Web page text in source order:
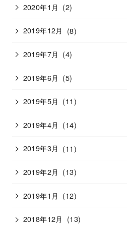
2020年1月 (2)
2019年12月 (8)
2019年7月 (4)
2019年6月 (5)
2019年5月 (11)
2019年4月 (14)
2019年3月 (11)
2019年2月 (13)
2019年1月 (12)
2018年12月 (13)